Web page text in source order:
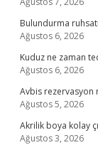
Bulundurma
Ağustos 6, 2026
Kuduz ne zaman
Ağustos 6, 2026
Avbis rezervasyon
Ağustos 5, 2026
Akrilik boya kolay
Ağustos 3, 2026